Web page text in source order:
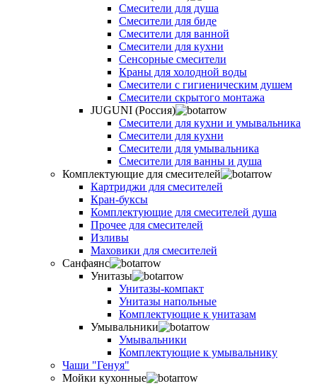
Смесители для душа
Смесители для биде
Смесители для ванной
Смесители для кухни
Сенсорные смесители
Краны для холодной воды
Смесители с гигиеническим душем
Смесители скрытого монтажа
JUGUNI (Россия)
Смесители для кухни и умывальника
Смесители для кухни
Смесители для умывальника
Смесители для ванны и душа
Комплектующие для смесителей
Картриджи для смесителей
Кран-буксы
Комплектующие для смесителей душа
Прочее для смесителей
Изливы
Маховики для смесителей
Санфаянс
Унитазы
Унитазы-компакт
Унитазы напольные
Комплектующие к унитазам
Умывальники
Умывальники
Комплектующие к умывальнику
Чаши "Генуя"
Мойки кухонные